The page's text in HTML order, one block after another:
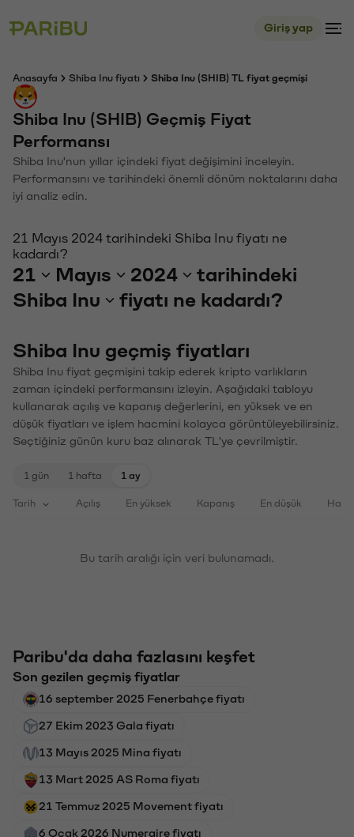
Giriş yap
Anasayfa Shiba Inu fiyatı Shiba Inu (SHIB) TL fiyat geçmişi
Shiba Inu (SHIB) Geçmiş Fiyat
Performansı
Shiba Inu'nun yıllar içindeki fiyat değişimini inceleyin.
Performansını ve tarihindeki önemli dönüm noktalarını daha
iyi analiz edin.
21 Mayıs 2024 tarihindeki Shiba Inu fiyatı ne
kadardı?
21 Mayıs 2024
tarihindeki
Shiba Inu
fiyatı ne kadardı?
Shiba Inu geçmiş fiyatları
Shiba Inu fiyat geçmişini takip ederek kripto varlıkların
zaman içindeki performansını izleyin. Aşağıdaki tabloyu
kullanarak açılış ve kapanış değerlerini, en yüksek ve en
düşük fiyatları ve işlem hacmini kolayca görüntüleyebilirsiniz.
Seçtiğiniz günün kuru baz alınarak TL'ye çevrilmiştir.
1 gün 1 hafta 1 ay
Tarih Açılış En yüksek Kapanış En düşük
Bu tarih aralığı için veri bulunamadı.
Paribu'da daha fazlasını keşfet
Son gezilen geçmiş fiyatlar
16 september 2025 Fenerbahçe fiyatı
27 Ekim 2023 Gala fiyatı
13 Mayıs 2025 Mina fiyatı
13 Mart 2025 AS Roma fiyatı
21 Temmuz 2025 Movement fiyatı
6 Ocak 2026 Numeraire fiyatı